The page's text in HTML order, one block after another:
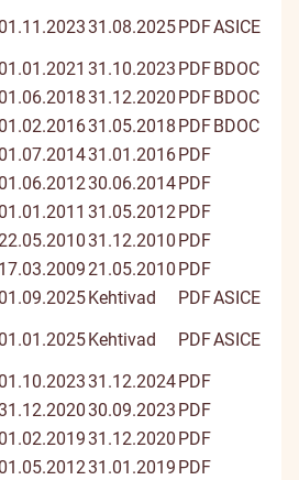
01.11.202331.08.2025PDFASICE
01.01.2021 31.10.2023 PDFBDOC
01.06.201831.12.2020 PDFBDOC
01.02.201631.05.2018 PDFBDOC
01.07.201431.01.2016PDF
01.06.201230.06.2014PDF
01.01.2011 31.05.2012PDF
31.12.2010 PDF
17.03.200921.05.2010 PDF
01.09.2025Kehtivad PDFASICE
01.01.2025Kehtivad PDFASICE
01.10.202331.12.2024PDF
30.09.2023 PDF
01.02.201931.12.2020 PDF
01.05.201231.01.2019 PDF